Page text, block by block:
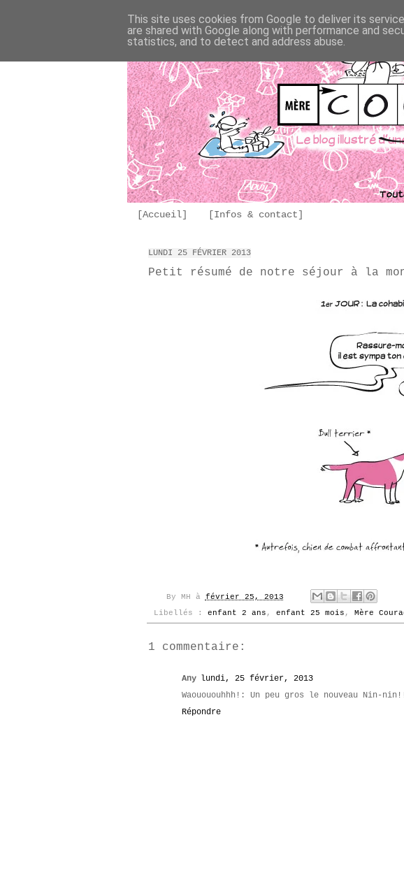
[Accueil] [Infos & contact]
LUNDI 25 FÉVRIER 2013
Petit résumé de notre séjour à la
By MH à février 25, 2013
Libellés : enfant 2 ans , enfant 25 mois , Mère
1 commentaire:
Any lundi, 25 février, 2013
Waouououhhh!: Un peu gros le nouveau Nin-
Répondre
This site uses cookies from Google to deliver its
are shared with Google along with performance and
statistics, and to detect and address abuse.